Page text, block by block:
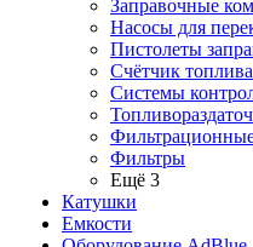
Заправочные
Насосы для
Пистолеты
Счётчик
Системы
Фильтры
Ещё 3
Катушки
Емкости